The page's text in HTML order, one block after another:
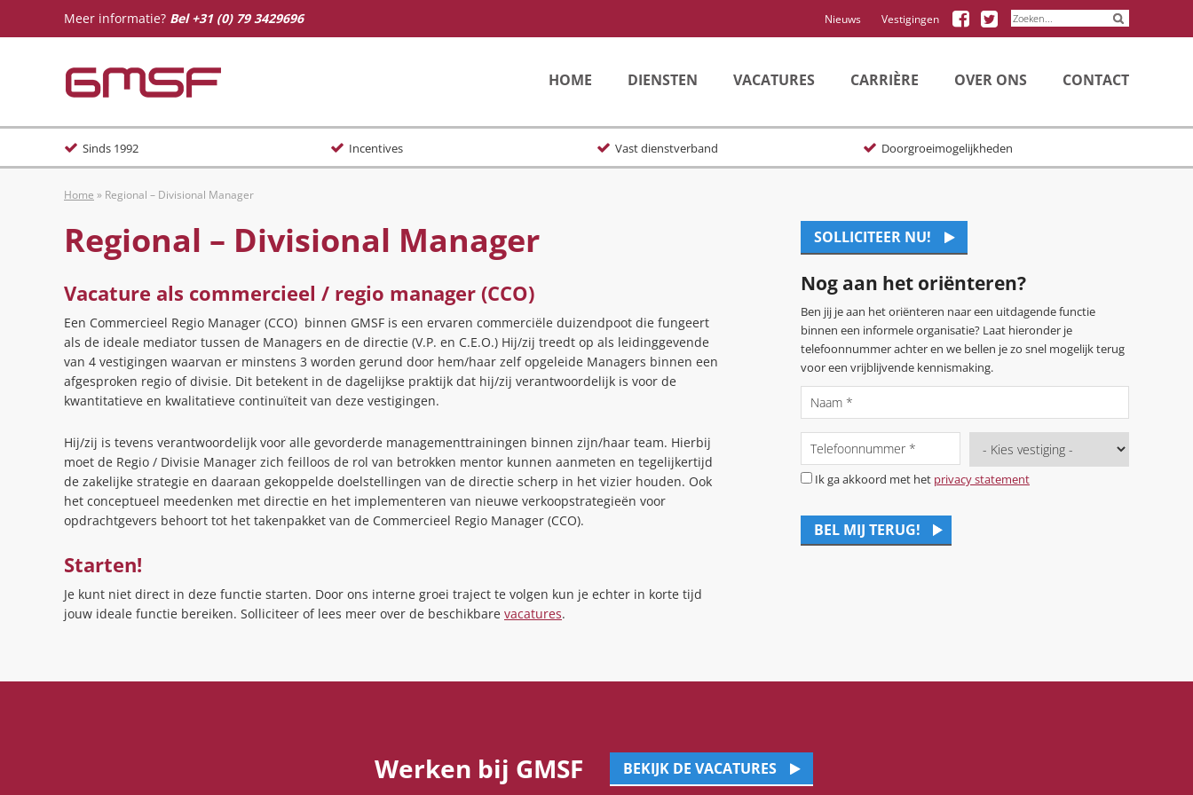
Meer informatie? Bel+31 (0) 79 3429696 Volg
Granton
Volg
Granton
Nieuws Vestigingen
HOME DIENSTEN VACATURES CARRIÈRE OVER ONS CONTACT
Sinds 1992 Incentives Vast dienstverband Doorgroeimogelijkheden
Home » Regional – Divisional Manager
Regional – Divisional Manager
Vacature als commercieel / regio manager (CCO)
Een Commercieel Regio Manager (CCO) binnen GMSF is een ervaren commerciële duizendpoot die fungeert
als de ideale mediator tussen de Managers en de directie (V.P. en C.E.O.) Hij/zij treedt op als leidinggevende
van 4 vestigingen waarvan er minstens 3 worden gerund door hem/haar zelf opgeleide Managers binnen een
afgesproken regio of divisie. Dit betekent in de dagelijkse praktijk dat hij/zij verantwoordelijk is voor de
kwantitatieve en kwalitatieve continuïteit van deze vestigingen.
Hij/zij is tevens verantwoordelijk voor alle gevorderde managementtrainingen binnen zijn/haar team. Hierbij
moet de Regio / Divisie Manager zich feilloos de rol van betrokken mentor kunnen aanmeten en tegelijkertijd
de zakelijke strategie en daaraan gekoppelde doelstellingen van de directie scherp in het vizier houden. Ook
het conceptueel meedenken met directie en het implementeren van nieuwe verkoopstrategieën voor
opdrachtgevers behoort tot het takenpakket van de Commercieel Regio Manager (CCO).
Starten!
Je kunt niet direct in deze functie starten. Door ons interne groei traject te volgen kun je echter in korte tijd
jouw ideale functie bereiken. Solliciteer of lees meer over de beschikbare vacatures.
SOLLICITEER NU!
Nog aan het oriënteren?
Ben jij je aan het oriënteren naar een uitdagende functie
binnen een informele organisatie? Laat hieronder je
telefoonnummer achter en we bellen je zo snel mogelijk terug
voor een vrijblijvende kennismaking.
Ik ga akkoord met het privacy statement
Werken bij GMSF BEKIJK DE VACATURES